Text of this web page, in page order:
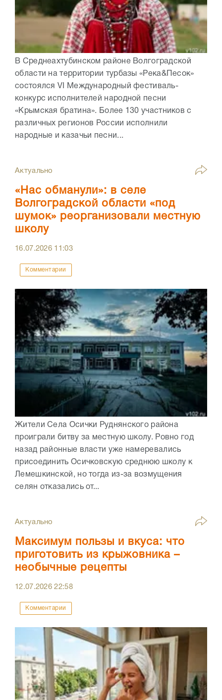
В Среднеахтубинском районе Волгоградской
области на территории турбазы «Река&Песок»
состоялся VI Международный фестиваль-
конкурс исполнителей народной песни
«Крымская братина». Более 130 участников с
различных регионов России исполнили
народные и казачьи песни...
Актуально
«Нас обманули»: в селе
Волгоградской области «под
шумок» реорганизовали местную
школу
16.07.2026 11:03
Комментарии
Жители Села Осички Руднянского района
проиграли битву за местную школу. Ровно год
назад районные власти уже намеревались
присоединить Осичковскую среднюю школу к
Лемешкинской, но тогда из-за возмущения
селян отказались от...
Актуально
Максимум пользы и вкуса: что
приготовить из крыжовника –
необычные рецепты
12.07.202622:58
Комментарии